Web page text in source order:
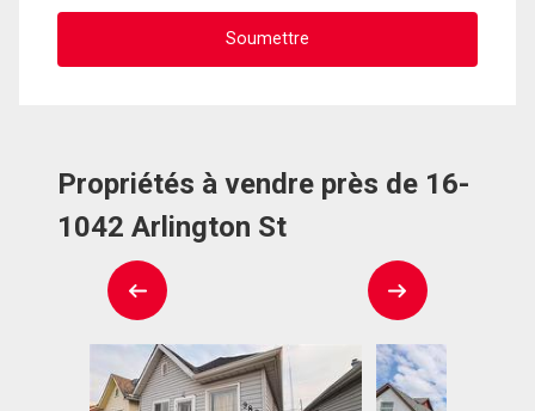
Propriétés à vendre près de 16-
1042 Arlington St